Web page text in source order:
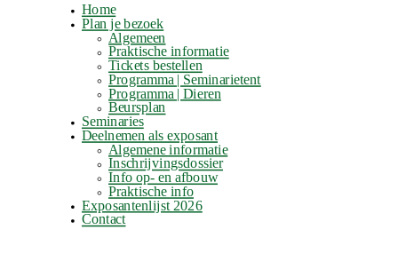
Home
Plan je bezoek
Algemeen
Praktische informatie
Tickets bestellen
Programma | Seminarietent
Programma | Dieren
Beursplan
Seminaries
Deelnemen als exposant
Algemene informatie
Inschrijvingsdossier
Info op- en afbouw
Praktische info
Exposantenlijst 2026
Contact